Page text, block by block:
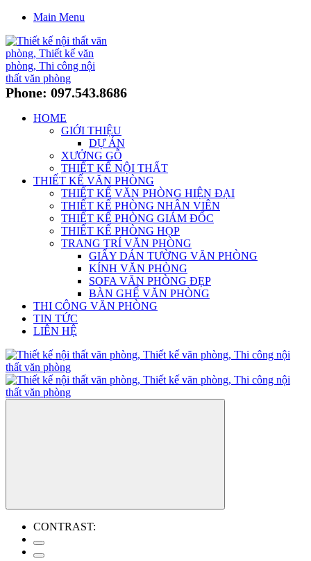
Main Menu
Phone: 097.543.8686
HOME
GIỚI THIỆU
DỰ ÁN
XƯỞNG GỖ
THIẾT KẾ NỘI THẤT
THIẾT KẾ VĂN PHÒNG
THIẾT KẾ VĂN PHÒNG HIỆN ĐẠI
THIẾT KẾ PHÒNG NHÂN VIÊN
THIẾT KẾ PHÒNG GIÁM ĐỐC
THIẾT KẾ PHÒNG HỌP
TRANG TRÍ VĂN PHÒNG
GIẤY DÁN TƯỜNG VĂN PHÒNG
KÍNH VĂN PHÒNG
SOFA VĂN PHÒNG ĐẸP
BÀN GHẾ VĂN PHÒNG
THI CÔNG VĂN PHÒNG
TIN TỨC
LIÊN HỆ
CONTRAST: